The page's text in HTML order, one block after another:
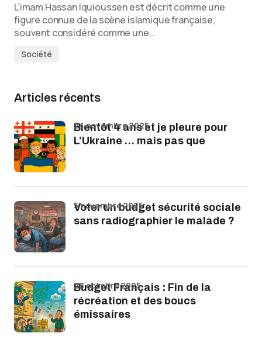
L’imam Hassan Iquioussen est décrit comme une
figure connue de la scène islamique française,
souvent considéré comme une…
Société
Articles récents
Bientôt 4 ans et je pleure pour
L’Ukraine … mais pas que
24 novembre 2025
Voter un budget sécurité sociale
sans radiographier le malade ?
5 novembre 2025
Budget Français : Fin de la
récréation et des boucs
émissaires
28 octobre 2025